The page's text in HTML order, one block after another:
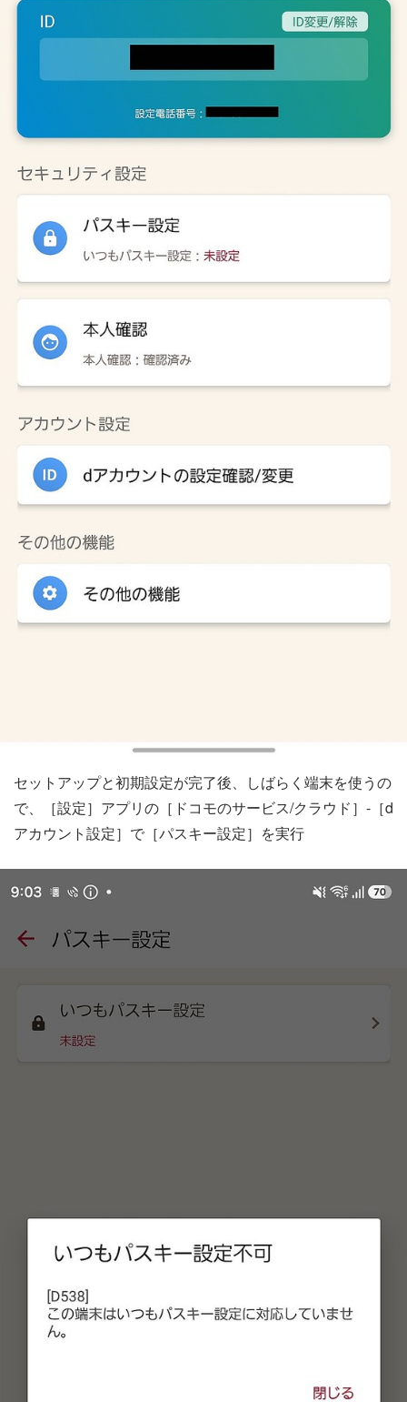
セットアップと初期設定が完了後、しばらく端末を使うの
で、［設定］アプリの［ドコモのサービス/クラウド］-［d
アカウント設定］で［パスキー設定］を実行